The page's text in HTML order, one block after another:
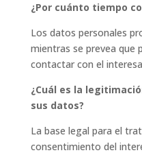
¿Por cuánto tiempo
Los datos personales
mientras se prevea que
contactar con el
¿Cuál es la
sus datos?
La base legal para el
consentimiento del